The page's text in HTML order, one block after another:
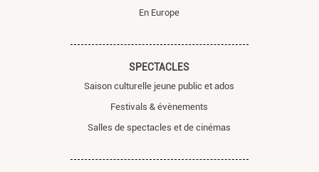
En Europe
SPECTACLES
Saison culturelle jeune public et ados
Festivals & évènements
Salles de spectacles et de cinémas